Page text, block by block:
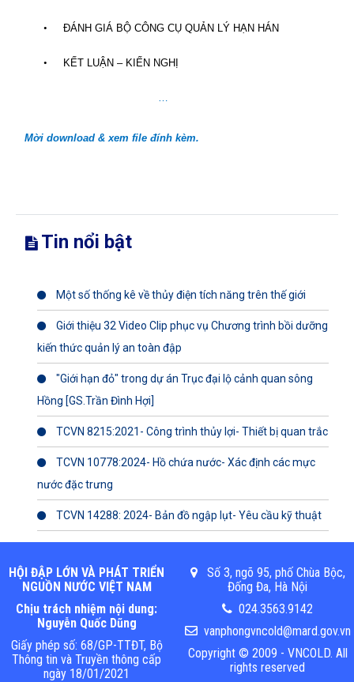
• ĐÁNH GIÁ BỘ CÔNG CỤ QUẢN LÝ HẠN HÁN
• KẾT LUẬN – KIẾN NGHỊ
…
Mời download & xem file đính kèm.
Tin nổi bật
Một số thống kê về thủy điện tích năng trên thế giới
Giới thiệu 32 Video Clip phục vụ Chương trình bồi dưỡng
kiến thức quản lý an toàn đập
"Giới hạn đỏ" trong dự án Trục đại lộ cảnh quan sông
Hồng [GS.Trần Đình Hợi]
TCVN 8215:2021- Công trình thủy lợi- Thiết bị quan trắc
TCVN 10778:2024- Hồ chứa nước- Xác định các mực
nước đặc trưng
TCVN 14288: 2024- Bản đồ ngập lụt- Yêu cầu kỹ thuật
HỘI ĐẬP LỚN VÀ PHÁT TRIỂN
NGUỒN NƯỚC VIỆT NAM
Chịu trách nhiệm nội dung:
Nguyễn Quốc Dũng
Giấy phép số: 68/GP-TTĐT, Bộ
Thông tin và Truyền thông cấp
ngày 18/01/2021
Số 3, ngõ 95, phố Chùa Bộc,
Đống Đa, Hà Nội
024.3563.9142
vanphongvncold@mard.gov.vn
Copyright © 2009 - VNCOLD. All
rights reserved